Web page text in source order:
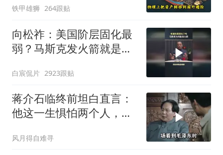
策
铁甲雄狮 264跟贴
向松祚：美国阶层固化最
弱？马斯克发火箭就是答
白宸侃片 2923跟贴
蒋介石临终前坦白直言：
他这一生惧怕两个人，却
风月得自难寻